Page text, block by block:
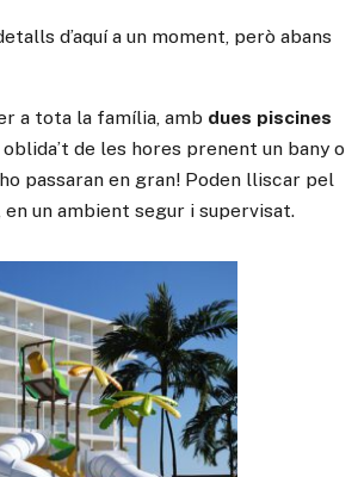
d’aquí a un moment, però abans
a tota la família, amb dues piscines
de les hores prenent un bany o
passaran en gran! Poden lliscar pel
un ambient segur i supervisat.